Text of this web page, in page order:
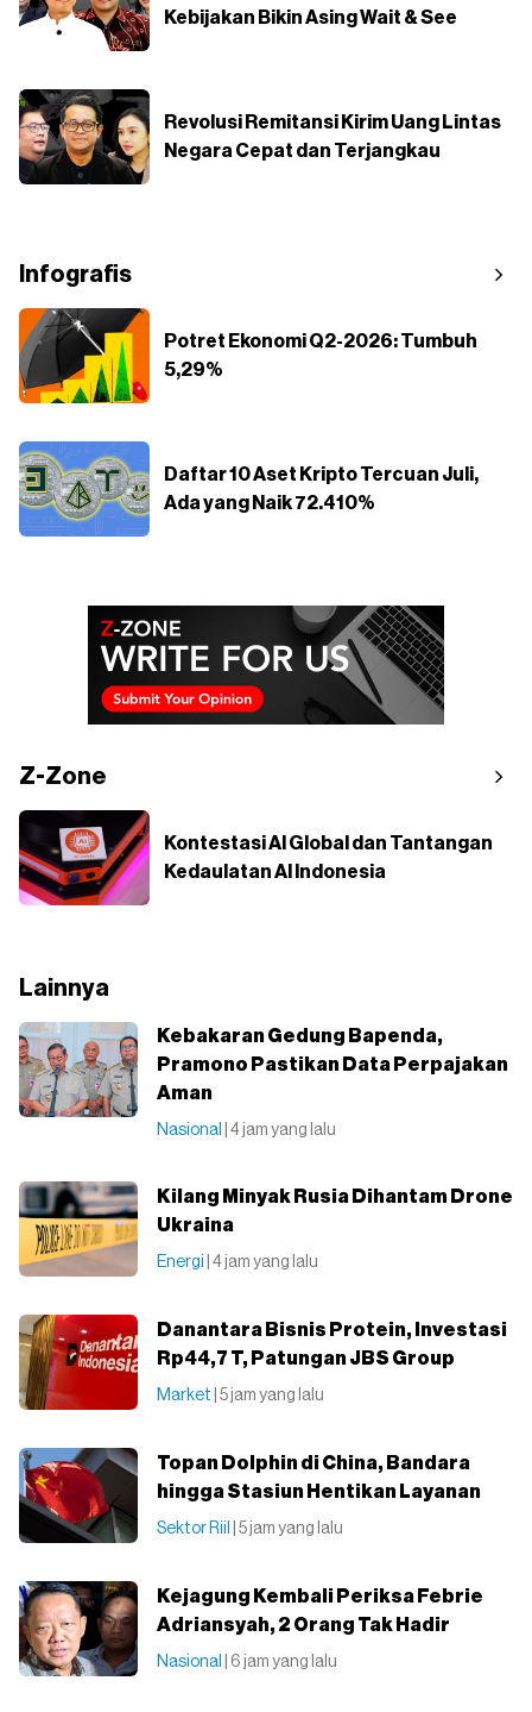
Kebijakan Bikin Asing Wait & See
Revolusi Remitansi Kirim Uang Lintas
Negara Cepat dan Terjangkau
Infografis
Potret Ekonomi Q2-2026: Tumbuh
5,29%
Daftar 10 Aset Kripto Tercuan Juli,
Ada yang Naik 72.410%
Z-Zone
Kontestasi AI Global dan Tantangan
Kedaulatan AI Indonesia
Lainnya
Kebakaran Gedung Bapenda,
Pramono Pastikan Data Perpajakan
Aman
Nasional | 4 jam yang lalu
Kilang Minyak Rusia Dihantam Drone
Ukraina
Energi | 4 jam yang lalu
Danantara Bisnis Protein, Investasi
Rp44,7 T, Patungan JBS Group
Market | 5 jam yang lalu
Topan Dolphin di China, Bandara
hingga Stasiun Hentikan Layanan
Sektor Riil | 5 jam yang lalu
Kejagung Kembali Periksa Febrie
Adriansyah, 2 Orang Tak Hadir
Nasional | 6 jam yang lalu